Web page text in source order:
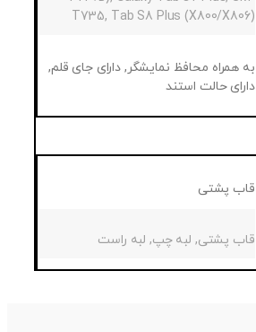
T735, Tab S8 Plus (X800/X806)
به همراه محافظ نمایشگر, دارای جای قلم,
دارای حالت استند
قاب پشتی
قاب پشتی, لبه چپ, لبه راست